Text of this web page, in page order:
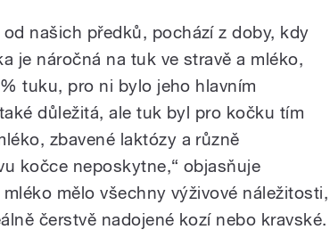
našich předků, pochází z doby, kdy
je náročná na tuk ve stravě a mléko,
tuku, pro ni bylo jeho hlavním
důležitá, ale tuk byl pro kočku tím
zbavené laktózy a různě
kočce neposkytne,“ objasňuje
mělo všechny výživové náležitosti,
čerstvě nadojené kozí nebo kravské.